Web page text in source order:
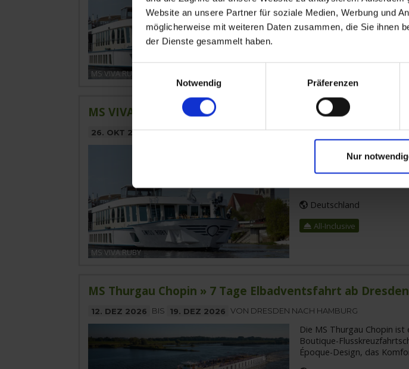
Website an unsere Partner für soziale Medien, Werbung und
möglicherweise mit weiteren Daten zusammen, die Sie ihnen
der Dienste gesammelt haben.
Einwilligungsauswahl
Notwendig
Präferenzen
Nur
MS VIVA RUBY
Deutschland
MS VIVA RUBY » 5 Tage Ostzauber ab Dresden
26. OKT 2026 BIS 31. OKT 2026 VON DRESDEN NACH POTSDAM
MS VIVA RUBY
Begleiten Sie uns auf einer
Flusskreuzfahrt durch die
Landschaften
...mehr
Deutschland
All-Inclusive
MS Thurgau Chopin » 7 Tage Elbadventsfahrt ab Dresden
12. DEZ 2026 BIS 19. DEZ 2026 VON DRESDEN NACH HAMBURG
Die MS Thurgau Chopin ist
Boutique-
Époque-Design, das